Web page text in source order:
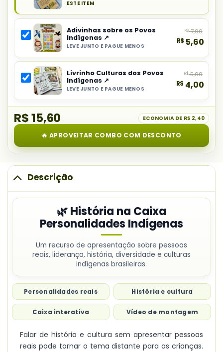
Produto
principal
do
combo:
História
Caixa
Personalidades
Indígenas
ESTE ITEM
Selecionar
item
do
combo:
Adivinhas
sobre
os
Indígenas
Adivinhas sobre os Povos
Indígenas ↗
LEVE JUNTO E PAGUE MENOS
R$7,00
R$ 5,60
Selecionar
item
do
Culturas
dos
Povos
Livrinho Culturas dos Povos
Indígenas ↗
LEVE JUNTO E PAGUE MENOS
R$5,00
R$ 4,00
R$ 15,60 ECONOMIA DE R$ 2,40
🔥 APROVEITAR COMBO COM DESCONTO
Descrição
🌿 História na Caixa
Personalidades Indígenas
Um recurso de apresentação sobre pessoas
reais, liderança, história, diversidade e culturas
indígenas brasileiras.
Personalidades reais História e cultura
Caixa interativa Vídeo de montagem
Falar de história e cultura sem apresentar pessoas
reais pode tornar o tema distante para as crianças.